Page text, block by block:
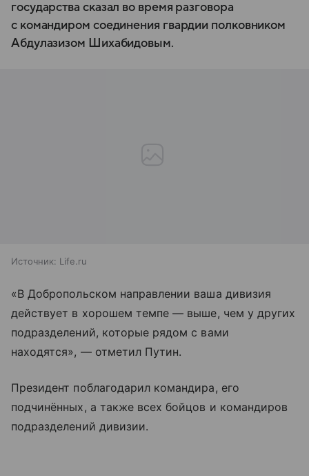
государства сказал во время разговора
с командиром соединения гвардии полковником
Абдулазизом Шихабидовым.
Источник: Life.ru
«В Добропольском направлении ваша дивизия
действует в хорошем темпе — выше, чем у других
подразделений, которые рядом с вами
находятся», — отметил Путин.
Президент поблагодарил командира, его
подчинённых, а также всех бойцов и командиров
подразделений дивизии.